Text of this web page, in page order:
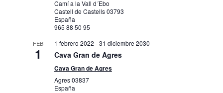
Camí a la Vall d´Ebo
Castell de Castells03793
España
965 88 50 95
FEB
1
1 febrero 2022 -31 diciembre 2030
Cava Gran de Agres
Cava Gran de Agres
Agres03837
España